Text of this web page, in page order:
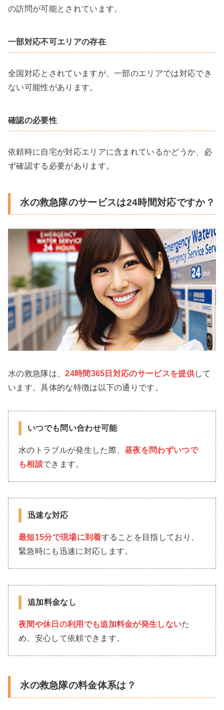
の訪問が可能とされています。
一部対応不可エリアの存在
全国対応とされていますが、一部のエリアでは対応でき
ない可能性があります。
確認の必要性
依頼時に自宅が対応エリアに含まれているかどうか、必
ず確認する必要があります。
水の救急隊のサービスは24時間対応ですか？
水の救急隊は、24時間365日対応のサービスを提供して
います。具体的な特徴は以下の通りです。
いつでも問い合わせ可能
水のトラブルが発生した際、昼夜を問わずいつで
も相談できます。
迅速な対応
最短15分で現場に到着することを目指しており、
緊急時にも迅速に対応します。
追加料金なし
夜間や休日の利用でも追加料金が発生しないた
め、安心して依頼できます。
水の救急隊の料金体系は？